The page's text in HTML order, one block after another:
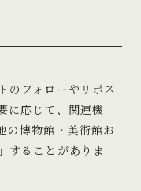
のフォローやリポス
に応じて、関連機
の博物館・美術館お
することがありま